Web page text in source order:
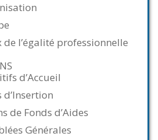
de l’égalité professionnelle
d’Accueil
d’Insertion
de Fonds d’Aides
Générales